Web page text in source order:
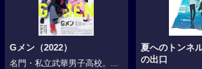
Gメン（2022）
名門・私立武華男子高校。...
夏へのトンネ
の出口